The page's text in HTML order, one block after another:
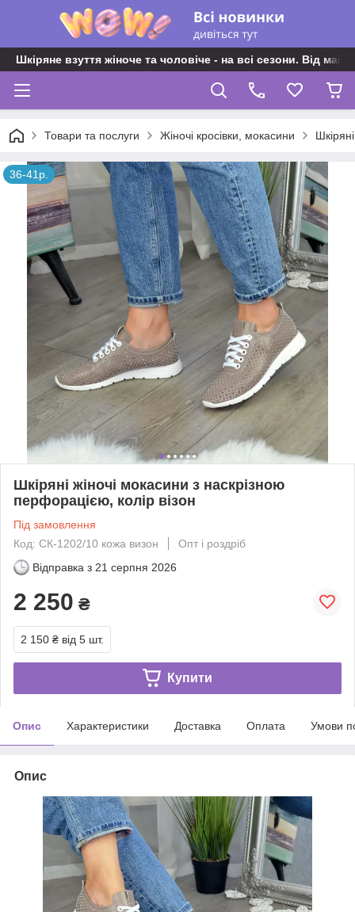
Шкіряне взуття жіноче та чоловіче - на всі сезони. Від
Товари та послуги Жіночі кросівки, мокасини
36-41р.
Шкіряні жіночі мокасини з наскрізною
перфорацією, колір візон
Під замовлення
Код: СК-1202/10 кожа визон
Опт і роздріб
Відправка з 21 серпня 2026
2 250 ₴
2 150 ₴ від 5 шт.
Купити
Опис Характеристики Доставка Оплата Умови
Опис